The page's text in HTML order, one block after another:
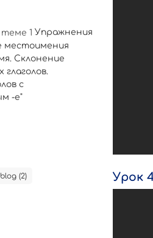
Упражнения
местоимения
Склонение
глаголов.
с
-е"
blog (2) Урок